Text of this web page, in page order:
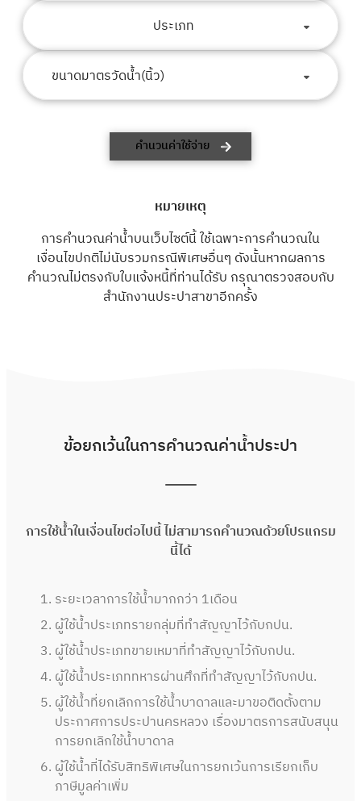
ประเภท
ขนาดมาตรวัดน้ำ(นิ้ว)
คำนวนค่าใช้จ่าย
หมายเหตุ
การคำนวณค่าน้ำบนเว็บไซต์นี้ ใช้เฉพาะการคำนวณใน
เงื่อนไขปกติไม่นับรวมกรณีพิเศษอื่นๆ ดังนั้นหากผลการ
คำนวณไม่ตรงกับใบแจ้งหนี้ที่ท่านได้รับ กรุณาตรวจสอบกับ
สำนักงานประปาสาขาอีกครั้ง
ข้อยกเว้นในการคำนวณค่าน้ำประปา
การใช้น้ำในเงื่อนไขต่อไปนี้ ไม่สามารถคำนวณด้วยโปรแกรม
นี้ได้
ระยะเวลาการใช้น้ำมากกว่า 1เดือน
ผู้ใช้น้ำประเภทรายกลุ่มที่ทำสัญญาไว้กับกปน.
ผู้ใช้น้ำประเภทขายเหมาที่ทำสัญญาไว้กับกปน.
ผู้ใช้น้ำประเภททหารผ่านศึกที่ทำสัญญาไว้กับกปน.
ผู้ใช้น้ำที่ยกเลิกการใช้น้ำบาดาลและมาขอติดตั้งตาม
ประกาศการประปานครหลวง เรื่องมาตรการสนับสนุน
การยกเลิกใช้น้ำบาดาล
ผู้ใช้น้ำที่ได้รับสิทธิพิเศษในการยกเว้นการเรียกเก็บ
ภาษีมูลค่าเพิ่ม